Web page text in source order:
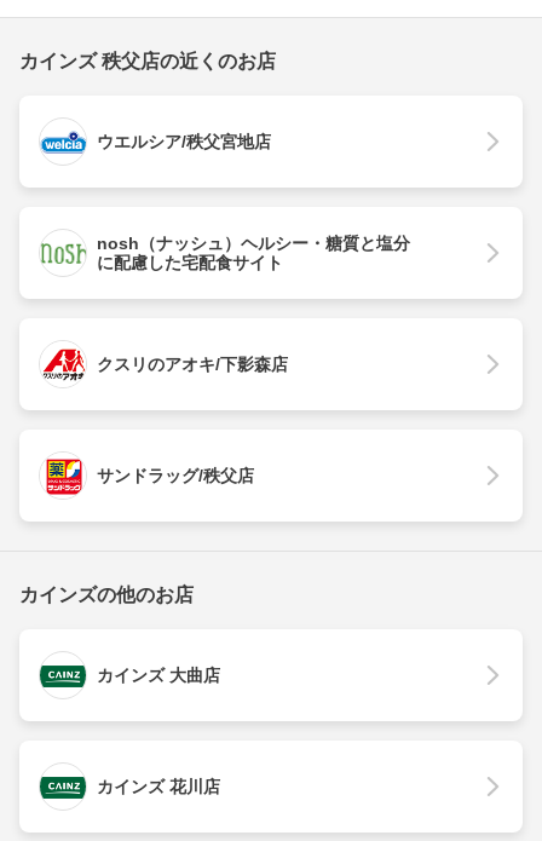
カインズ 秩父店の近くのお店
ウエルシア/秩父宮地店
nosh（ナッシュ）ヘルシー・糖質と塩分
に配慮した宅配食サイト
クスリのアオキ/下影森店
サンドラッグ/秩父店
カインズの他のお店
カインズ 大曲店
カインズ 花川店